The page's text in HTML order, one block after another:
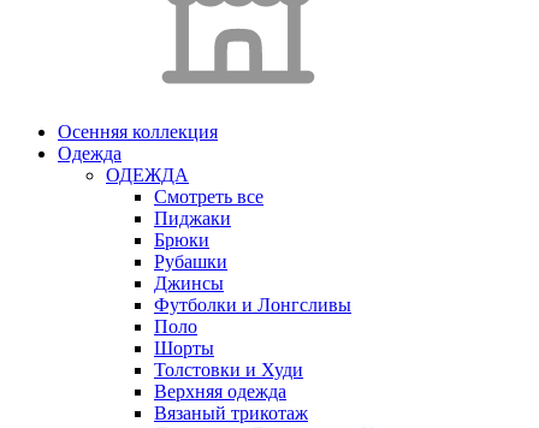
Осенняя коллекция
Одежда
ОДЕЖДА
Смотреть все
Пиджаки
Брюки
Рубашки
Джинсы
Футболки и Лонгсливы
Поло
Шорты
Толстовки и Худи
Верхняя одежда
Вязаный трикотаж